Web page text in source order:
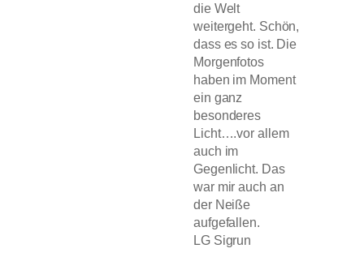
die Welt
weitergeht. Schön,
dass es so ist. Die
Morgenfotos
haben im Moment
ein ganz
besonderes
Licht….vor allem
auch im
Gegenlicht. Das
war mir auch an
der Neiße
aufgefallen.
LG Sigrun